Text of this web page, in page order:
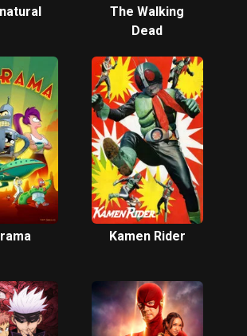
The Walking
Dead
Kamen Rider